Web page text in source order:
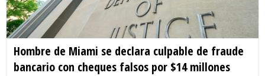
Hombre de Miami se declara culpable de fraude
bancario con cheques falsos por $14 millones